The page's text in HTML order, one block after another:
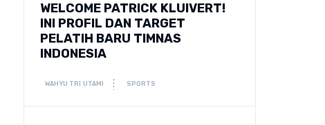
WELCOME PATRICK KLUIVERT!
INI PROFIL DAN TARGET
PELATIH BARU TIMNAS
INDONESIA
WAHYU TRI UTAMI SPORTS